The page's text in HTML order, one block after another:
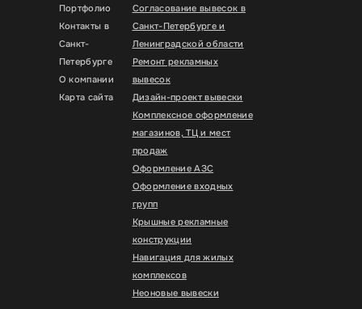
Портфолио
Контакты в
Санкт-
Петербурге
О компании
Карта сайта
Согласование вывесок в
Санкт-Петербурге и
Ленинградской области
Ремонт рекламных
вывесок
Дизайн-проект вывески
Комплексное оформление
магазинов, ТЦ и мест
продаж
Оформление АЗС
Оформление входных
групп
Крышные рекламные
конструкции
Навигация для жилых
комплексов
Неоновые вывески